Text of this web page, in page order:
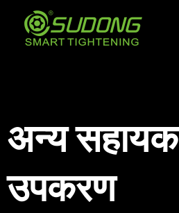
अन्य सहायक
उपकरण